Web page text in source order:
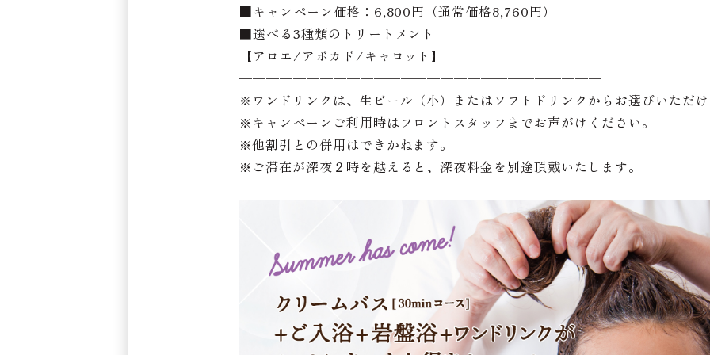
■キャンペーン価格：6,800円（通常価格8,760円）
■選べる3種類のトリートメント
【アロエ/アボカド/キャロット】
———————————————————————————
※ワンドリンクは、生ビール（小）またはソフトドリンクからお選びいただ
※キャンペーンご利用時はフロントスタッフまでお声がけください。
※他割引との併用はできかねます。
※ご滞在が深夜２時を越えると、深夜料金を別途頂戴いたします。